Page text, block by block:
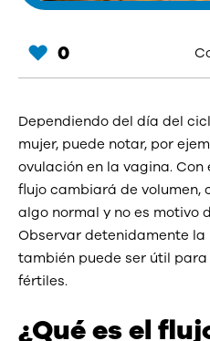
0
Dependiendo del día del
mujer, puede notar, por
ovulación en la vagina. Con
flujo cambiará de volumen,
algo normal y no es motivo
Observar detenidamente
también puede ser útil
fértiles.
¿Qué es el